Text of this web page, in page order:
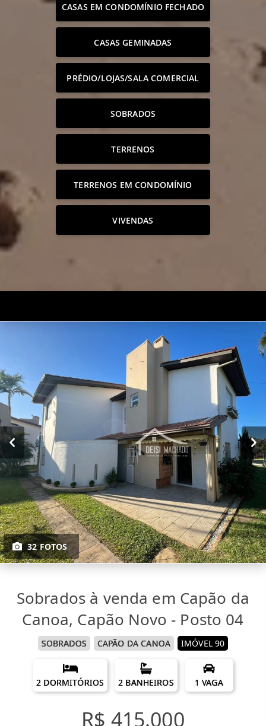
CASAS EM CONDOMÍNIO FECHADO
CASAS GEMINADAS
PRÉDIO/LOJAS/SALA COMERCIAL
SOBRADOS
TERRENOS
TERRENOS EM CONDOMÍNIO
VIVENDAS
32 FOTOS
Sobrados à venda em Capão da
Canoa, Capão Novo - Posto 04
SOBRADOS CAPÃO DA CANOA IMÓVEL 90
2 DORMITÓRIOS 2 BANHEIROS 1 VAGA
R$ 415.000